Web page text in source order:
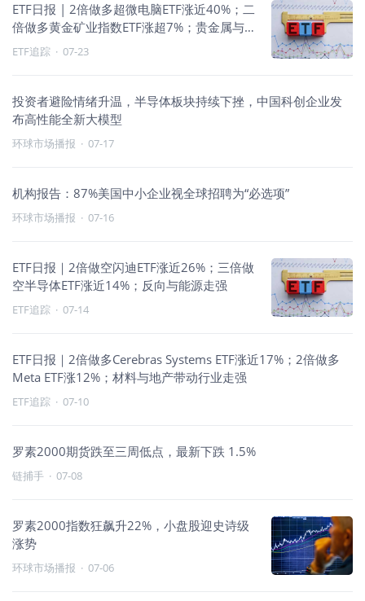
ETF日报 | 2倍做多超微电脑ETF涨近40%；二
倍做多黄金矿业指数ETF涨超7%；贵金属与
公共事业走强
ETF追踪 · 07-23
投资者避险情绪升温，半导体板块持续下挫，中国科创企业发
布高性能全新大模型
环球市场播报 · 07-17
机构报告：87%美国中小企业视全球招聘为“必选项”
环球市场播报 · 07-16
ETF日报｜2倍做空闪迪ETF涨近26%；三倍做
空半导体ETF涨近14%；反向与能源走强
ETF追踪 · 07-14
ETF日报｜2倍做多Cerebras Systems ETF涨近17%；2倍做多
Meta ETF涨12%；材料与地产带动行业走强
ETF追踪 · 07-10
罗素2000期货跌至三周低点，最新下跌 1.5%
链捕手 · 07-08
罗素2000指数狂飙升22%，小盘股迎史诗级
涨势
环球市场播报 · 07-06